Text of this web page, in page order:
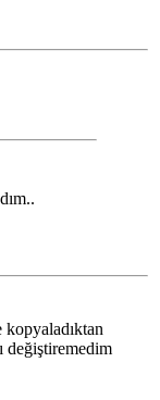
değiştiremedim